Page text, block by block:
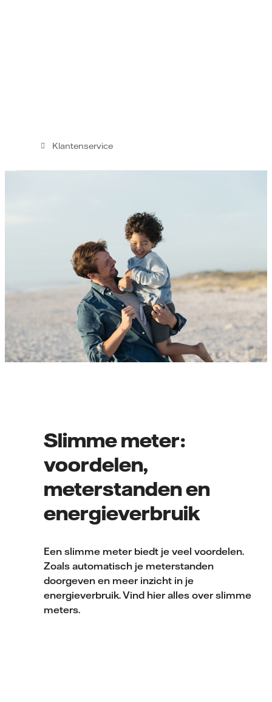
Klantenservice
Slimme meter:
voordelen,
meterstanden en
energieverbruik
Een slimme meter biedt je veel voordelen.
Zoals automatisch je meterstanden
doorgeven en meer inzicht in je
energieverbruik. Vind hier alles over slimme
meters.